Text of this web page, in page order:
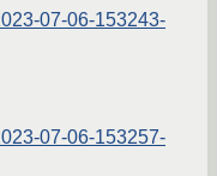
07-06-153243-
07-06-153257-